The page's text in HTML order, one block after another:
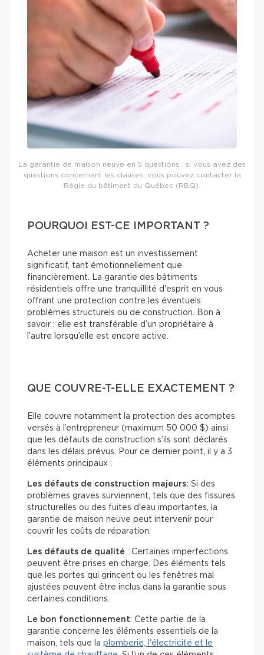
La garantie de maison neuve en 5 questions : si vous avez des
questions concernant les clauses, vous pouvez contacter la
Régie du bâtiment du Québec (RBQ).
POURQUOI EST-CE IMPORTANT ?
Acheter une maison est un investissement
significatif, tant émotionnellement que
financièrement. La garantie des bâtiments
résidentiels offre une tranquillité d'esprit en vous
offrant une protection contre les éventuels
problèmes structurels ou de construction. Bon à
savoir : elle est transférable d’un propriétaire à
l’autre lorsqu’elle est encore active.
QUE COUVRE-T-ELLE EXACTEMENT ?
Elle couvre notamment la protection des acomptes
versés à l’entrepreneur (maximum 50 000 $) ainsi
que les défauts de construction s’ils sont déclarés
dans les délais prévus. Pour ce dernier point, il y a 3
éléments principaux :
Les défauts de construction majeurs: Si des
problèmes graves surviennent, tels que des fissures
structurelles ou des fuites d'eau importantes, la
garantie de maison neuve peut intervenir pour
couvrir les coûts de réparation.
Les défauts de qualité : Certaines imperfections
peuvent être prises en charge. Des éléments tels
que les portes qui grincent ou les fenêtres mal
ajustées peuvent être inclus dans la garantie sous
certaines conditions.
Le bon fonctionnement: Cette partie de la
garantie concerne les éléments essentiels de la
maison, tels que la plomberie, l'électricité et le